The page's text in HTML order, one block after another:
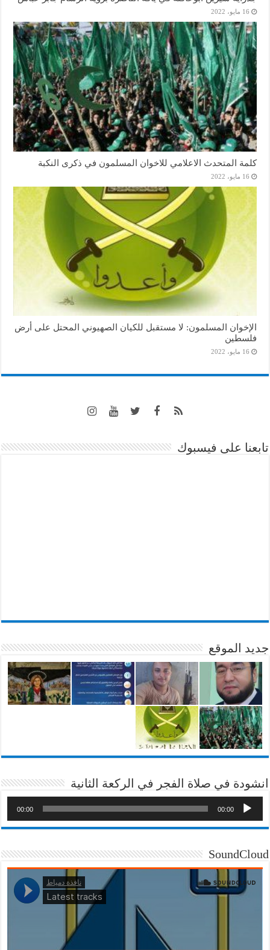
16 مايو، 2022
كلمة المتحدث الاعلامي للاخوان المسلمون في ذكرى النكبة
16 مايو، 2022
الإخوان المسلمون: لا مستقبل للكيان الصهيوني المحتل على أرض
فلسطين
16 مايو، 2022
تابعنا على فيسبوك
جديد الموقع
انشودة في صلاة الفجر في الركعة الثانية
00:00
00:00
SoundCloud